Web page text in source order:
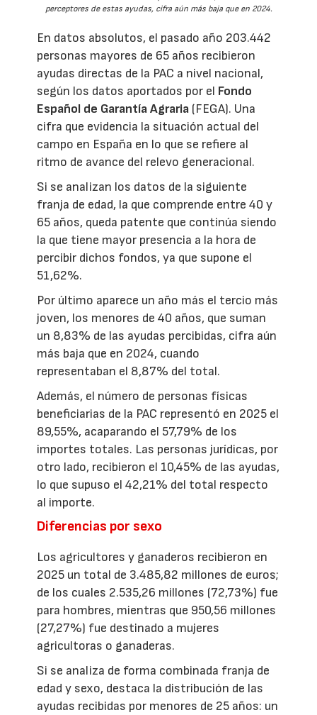
perceptores de estas ayudas, cifra aún más baja que en 2024.
En datos absolutos, el pasado año 203.442
personas mayores de 65 años recibieron
ayudas directas de la PAC a nivel nacional,
según los datos aportados por el Fondo
Español de Garantía Agraria (FEGA). Una
cifra que evidencia la situación actual del
campo en España en lo que se refiere al
ritmo de avance del relevo generacional.
Si se analizan los datos de la siguiente
franja de edad, la que comprende entre 40 y
65 años, queda patente que continúa siendo
la que tiene mayor presencia a la hora de
percibir dichos fondos, ya que supone el
51,62%.
Por último aparece un año más el tercio más
joven, los menores de 40 años, que suman
un 8,83% de las ayudas percibidas, cifra aún
más baja que en 2024, cuando
representaban el 8,87% del total.
Además, el número de personas físicas
beneficiarias de la PAC representó en 2025 el
89,55%, acaparando el 57,79% de los
importes totales. Las personas jurídicas, por
otro lado, recibieron el 10,45% de las ayudas,
lo que supuso el 42,21% del total respecto
al importe.
Diferencias por sexo
Los agricultores y ganaderos recibieron en
2025 un total de 3.485,82 millones de euros;
de los cuales 2.535,26 millones (72,73%) fue
para hombres, mientras que 950,56 millones
(27,27%) fue destinado a mujeres
agricultoras o ganaderas.
Si se analiza de forma combinada franja de
edad y sexo, destaca la distribución de las
ayudas recibidas por menores de 25 años: un